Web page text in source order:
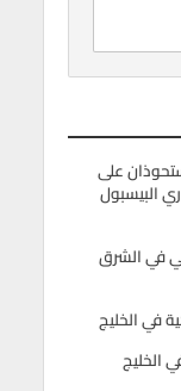
على
البيسبول
في الشرق
الخليج